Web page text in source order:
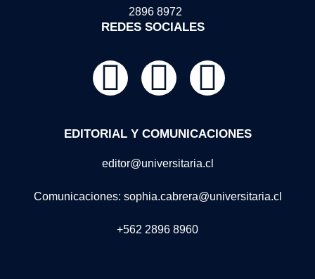
2896 8972
REDES SOCIALES
EDITORIAL Y COMUNICACIONES
editor@universitaria.cl
Comunicaciones: sophia.cabrera@universitaria.cl
+562 2896 8960